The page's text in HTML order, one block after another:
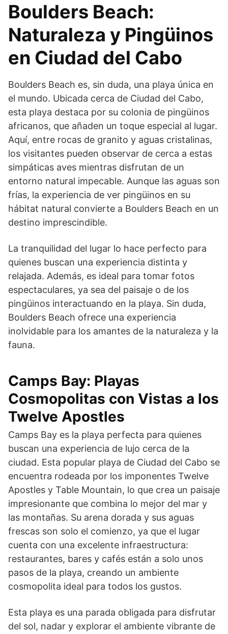
Boulders Beach:
Naturaleza y Pingüinos
en Ciudad del Cabo
Boulders Beach es, sin duda, una playa única en
el mundo. Ubicada cerca de Ciudad del Cabo,
esta playa destaca por su colonia de pingüinos
africanos, que añaden un toque especial al lugar.
Aquí, entre rocas de granito y aguas cristalinas,
los visitantes pueden observar de cerca a estas
simpáticas aves mientras disfrutan de un
entorno natural impecable. Aunque las aguas son
frías, la experiencia de ver pingüinos en su
hábitat natural convierte a Boulders Beach en un
destino imprescindible.
La tranquilidad del lugar lo hace perfecto para
quienes buscan una experiencia distinta y
relajada. Además, es ideal para tomar fotos
espectaculares, ya sea del paisaje o de los
pingüinos interactuando en la playa. Sin duda,
Boulders Beach ofrece una experiencia
inolvidable para los amantes de la naturaleza y la
fauna.
Camps Bay: Playas
Cosmopolitas con Vistas a los
Twelve Apostles
Camps Bay es la playa perfecta para quienes
buscan una experiencia de lujo cerca de la
ciudad. Esta popular playa de Ciudad del Cabo se
encuentra rodeada por los imponentes Twelve
Apostles y Table Mountain, lo que crea un paisaje
impresionante que combina lo mejor del mar y
las montañas. Su arena dorada y sus aguas
frescas son solo el comienzo, ya que el lugar
cuenta con una excelente infraestructura:
restaurantes, bares y cafés están a solo unos
pasos de la playa, creando un ambiente
cosmopolita ideal para todos los gustos.
Esta playa es una parada obligada para disfrutar
del sol, nadar y explorar el ambiente vibrante de